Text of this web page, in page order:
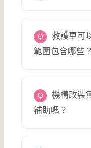
救護車可
範圍包含哪些？
機構改裝
補助嗎？